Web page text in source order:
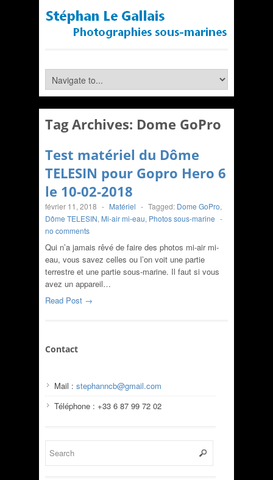
Tag Archives: Dome GoPro
Test matériel du Dôme
TELESIN pour Gopro Hero 6
le 10-02-2018
février 11, 2018 - Matériel - Tagged: Dome GoPro,
Dôme TELESIN, Mi-air mi-eau, Photos sous-marine -
no comments
Qui n’a jamais rêvé de faire des photos mi-air mi-
eau, vous savez celles ou l’on voit une partie
terrestre et une partie sous-marine. Il faut si vous
avez un appareil…
Read Post →
Contact
Mail : stephanncb@gmail.com
Téléphone : +33 6 87 99 72 02